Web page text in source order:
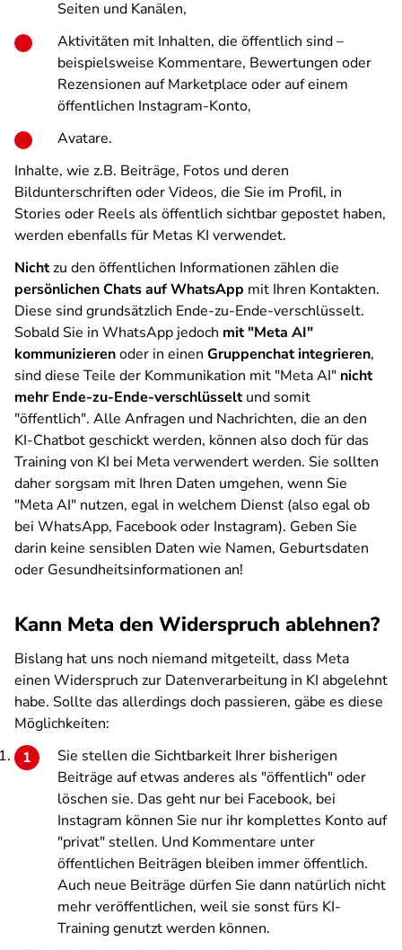
Seiten und Kanälen,
Aktivitäten mit Inhalten, die öffentlich sind –
beispielsweise Kommentare, Bewertungen oder
Rezensionen auf Marketplace oder auf einem
öffentlichen Instagram-Konto,
Avatare.
Inhalte, wie z.B. Beiträge, Fotos und deren
Bildunterschriften oder Videos, die Sie im Profil, in
Stories oder Reels als öffentlich sichtbar gepostet haben,
werden ebenfalls für Metas KI verwendet.
Nichtzu den öffentlichen Informationen zählen die
persönlichen Chats auf WhatsApp mit Ihren Kontakten.
Diese sind grundsätzlich Ende-zu-Ende-verschlüsselt.
Sobald Sie in WhatsApp jedoch mit "Meta AI"
kommunizierenoder in einen Gruppenchat integrieren,
sind diese Teile der Kommunikation mit "Meta AI" nicht
mehr Ende-zu-Ende-verschlüsseltund somit
"öffentlich". Alle Anfragen und Nachrichten, die an den
KI-Chatbot geschickt werden, können also doch für das
Training von KI bei Meta verwendert werden. Sie sollten
daher sorgsam mit Ihren Daten umgehen, wenn Sie
"Meta AI" nutzen, egal in welchem Dienst (also egal ob
bei WhatsApp, Facebook oder Instagram). Geben Sie
darin keine sensiblen Daten wie Namen, Geburtsdaten
oder Gesundheitsinformationen an!
Kann Meta den Widerspruch ablehnen?
Bislang hat uns noch niemand mitgeteilt, dass Meta
einen Widerspruch zur Datenverarbeitung in KI abgelehnt
habe. Sollte das allerdings doch passieren, gäbe es diese
Möglichkeiten:
Sie stellen die Sichtbarkeit Ihrer bisherigen
Beiträge auf etwas anderes als "öffentlich" oder
löschen sie. Das geht nur bei Facebook, bei
Instagram können Sie nur ihr komplettes Konto auf
"privat" stellen. Und Kommentare unter
öffentlichen Beiträgen bleiben immer öffentlich.
Auch neue Beiträge dürfen Sie dann natürlich nicht
mehr veröffentlichen, weil sie sonst fürs KI-
Training genutzt werden können.